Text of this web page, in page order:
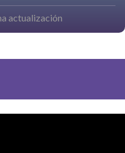
actualización